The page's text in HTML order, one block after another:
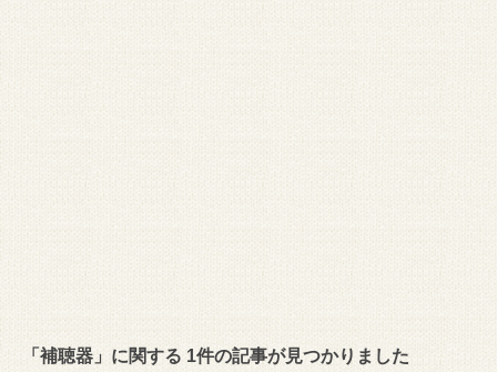
「補聴器」に関する 1件の記事が見つかりました